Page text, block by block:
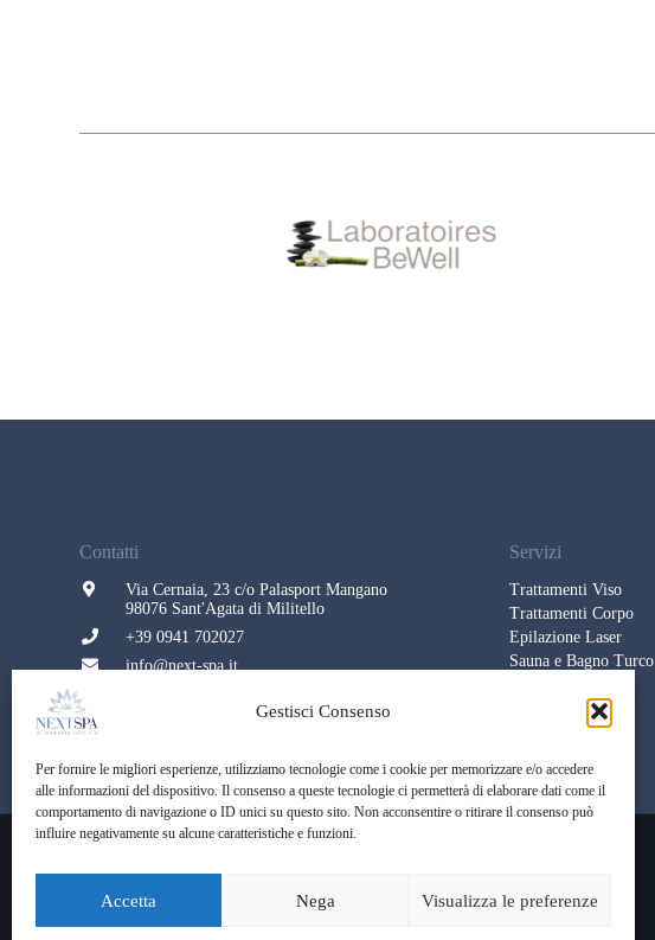
Gestisci Consenso
Per fornire le migliori esperienze, utilizziamo tecnologie come i cookie per memorizzare e/o accedere
alle informazioni del dispositivo. Il consenso a queste tecnologie ci permetterà di elaborare dati come il
comportamento di navigazione o ID unici su questo sito. Non acconsentire o ritirare il consenso può
influire negativamente su alcune caratteristiche e funzioni.
Accetta Nega Visualizza le preferenze
Contatti
Via Cernaia, 23 c/o Palasport Mangano
98076 Sant'Agata di Militello
+39 0941 702027
info@next-spa.it
Servizi
Trattamenti Viso
Trattamenti Corpo
Epilazione Laser
Sauna e Bagno Turco
Feste Private
Palasport Mangano S.r.l.